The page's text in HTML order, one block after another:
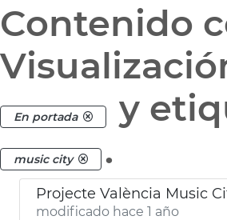
Contenido
En portada y
music city .
Projecte València Music
modificado hace 1 año